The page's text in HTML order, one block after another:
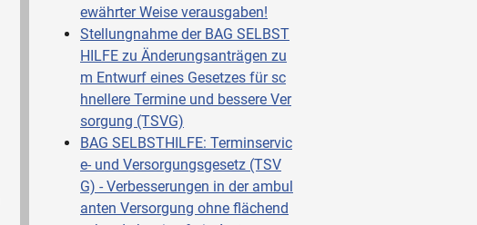
ewährter Weise verausgaben!
Stellungnahme der BAG SELBST
HILFE zu Änderungsanträgen zu
m Entwurf eines Gesetzes für sc
hnellere Termine und bessere Ver
sorgung (TSVG)
BAG SELBSTHILFE: Terminservic
e- und Versorgungsgesetz (TSV
G) - Verbesserungen in der ambul
anten Versorgung ohne flächend